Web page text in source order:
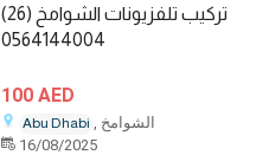
تركيب تلفزيونات الشوامخ (26)
0564144004
100 AED
Abu Dhabi
, الشوامخ
16/08/2025